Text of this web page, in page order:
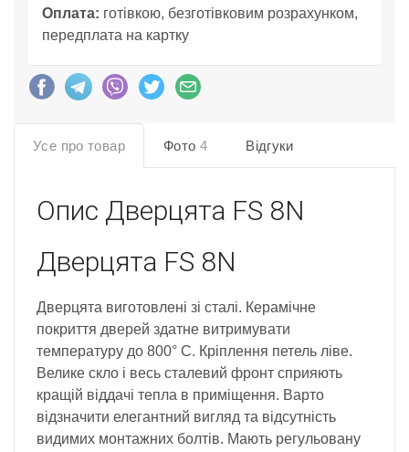
Оплата: готівкою, безготівковим розрахунком,
передплата на картку
Усе про товар Фото 4 Відгуки
Опис Дверцята FS 8N
Дверцята FS 8N
Дверцята виготовлені зі сталі. Керамічне
покриття дверей здатне витримувати
температуру до 800° С. Кріплення петель ліве.
Велике скло і весь сталевий фронт сприяють
кращій віддачі тепла в приміщення. Варто
відзначити елегантний вигляд та відсутність
видимих монтажних болтів. Мають регульовану